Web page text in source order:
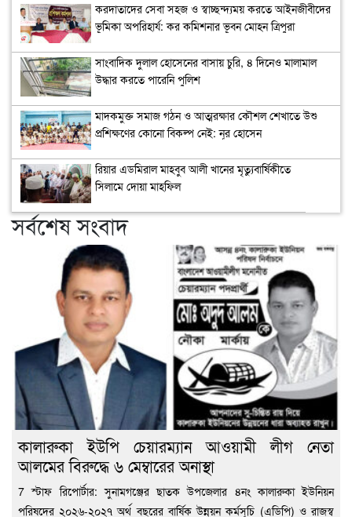
করদাতাদের সেবা সহজ ও স্বাচ্ছন্দ্যময় করতে আইনজীবীদের
ভূমিকা অপরিহার্য: কর কমিশনার ভূবন মোহন ত্রিপুরা
সাংবাদিক দুলাল হোসেনের বাসায় চুরি, ৪ দিনেও মালামাল
উদ্ধার করতে পারেনি পুলিশ
মাদকমুক্ত সমাজ গঠন ও আত্মরক্ষার কৌশল শেখাতে উশু
প্রশিক্ষণের কোনো বিকল্প নেই: নূর হোসেন
রিয়ার এডমিরাল মাহবুব আলী খানের মৃত্যুবার্ষিকীতে
সিলামে দোয়া মাহফিল
সর্বশেষ সংবাদ
কালারুকা ইউপি চেয়ারম্যান আওয়ামী লীগ নেতা
আলমের বিরুদ্ধে ৬ মেম্বারের অনাস্থা
7 স্টাফ রিপোর্টার: সুনামগঞ্জের ছাতক উপজেলার ৪নং কালারুকা ইউনিয়ন
পরিষদের ২০২৬-২০২৭ অর্থ বছরের বার্ষিক উন্নয়ন কর্মসূচি (এডিপি) ও রাজস্ব